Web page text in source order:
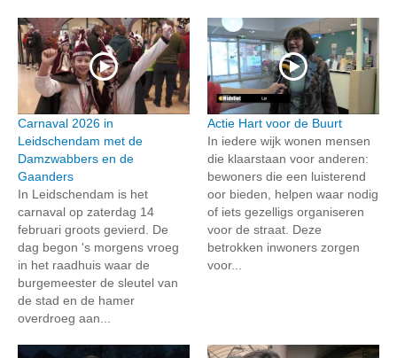
Carnaval 2026 in
Leidschendam met de
Damzwabbers en de
Gaanders
In Leidschendam is het
carnaval op zaterdag 14
februari groots gevierd. De
dag begon 's morgens vroeg
in het raadhuis waar de
burgemeester de sleutel van
de stad en de hamer
overdroeg aan...
Actie Hart voor de Buurt
In iedere wijk wonen mensen
die klaarstaan voor anderen:
bewoners die een luisterend
oor bieden, helpen waar nodig
of iets gezelligs organiseren
voor de straat. Deze
betrokken inwoners zorgen
voor...